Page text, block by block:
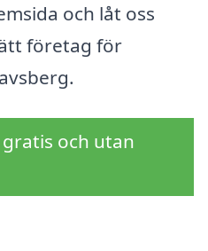
och låt oss
företag för
och utan